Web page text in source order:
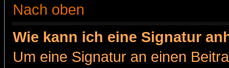
Nach oben
Wie kann ich eine Signatur
Um eine Signatur an einen